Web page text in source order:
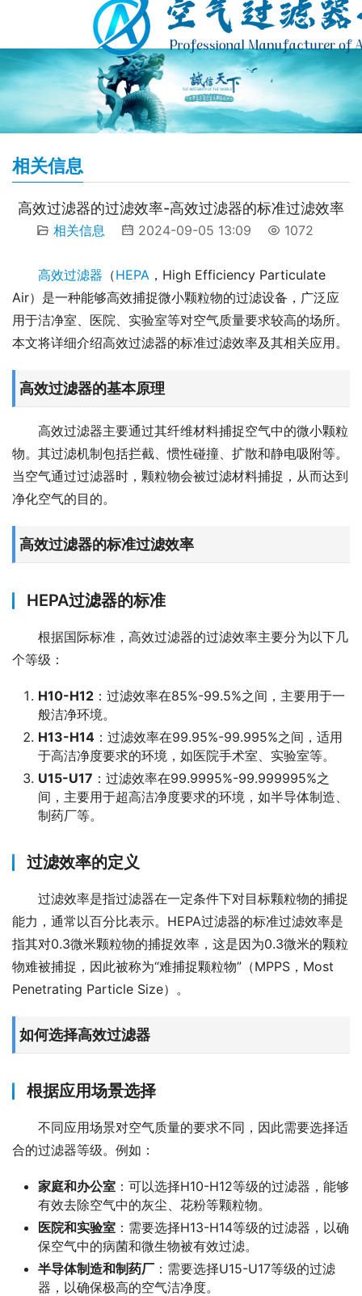
相关信息
高效过滤器的过滤效率-高效过滤器的标准过滤效率
相关信息 2024-09-05 13:09 1072
高效过滤器 （HEPA ，High Efficiency Particulate
Air）是一种能够高效捕捉微小颗粒物的过滤设备，广泛应
用于洁净室、医院、实验室等对空气质量要求较高的场所。
本文将详细介绍高效过滤器的标准过滤效率及其相关应用。
高效过滤器的基本原理
高效过滤器主要通过其纤维材料捕捉空气中的微小颗粒
物。其过滤机制包括拦截、惯性碰撞、扩散和静电吸附等。
当空气通过过滤器时，颗粒物会被过滤材料捕捉，从而达到
净化空气的目的。
高效过滤器的标准过滤效率
HEPA过滤器的标准
根据国际标准，高效过滤器的过滤效率主要分为以下几
个等级：
H10-H12 ：过滤效率在85%-99.5%之间，主要用于一
般洁净环境。
H13-H14 ：过滤效率在99.95%-99.995%之间，适用
于高洁净度要求的环境，如医院手术室、实验室等。
U15-U17 ：过滤效率在99.9995%-99.999995%之
间，主要用于超高洁净度要求的环境，如半导体制造、
制药厂等。
过滤效率的定义
过滤效率是指过滤器在一定条件下对目标颗粒物的捕捉
能力，通常以百分比表示。HEPA过滤器的标准过滤效率是
指其对0.3微米颗粒物的捕捉效率，这是因为0.3微米的颗粒
物难被捕捉，因此被称为“难捕捉颗粒物”（MPPS，Most
Penetrating Particle Size）。
如何选择高效过滤器
根据应用场景选择
不同应用场景对空气质量的要求不同，因此需要选择适
合的过滤器等级。例如：
家庭和办公室 ：可以选择H10-H12等级的过滤器，能够
有效去除空气中的灰尘、花粉等颗粒物。
医院和实验室 ：需要选择H13-H14等级的过滤器，以确
保空气中的病菌和微生物被有效过滤。
半导体制造和制药厂 ：需要选择U15-U17等级的过滤
器，以确保极高的空气洁净度。